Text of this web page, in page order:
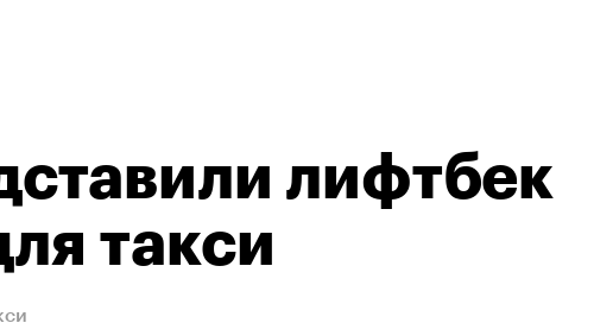
лифтбек
такси